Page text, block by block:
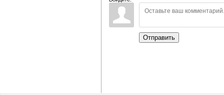
Отправить